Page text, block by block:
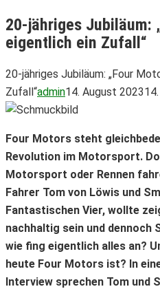
20-jähriges Jubiläum:
eigentlich ein Zufall“
20-jähriges Jubiläum: „Four
Zufall“admin14. August 2023
Four Motors steht
Revolution im Motorsport.
Motorsport oder Rennen
Fahrer Tom von Löwis und
Fantastischen Vier, wollte
nachhaltig sein und dennoch
wie fing eigentlich alles an?
heute Four Motors ist? In
Interview sprechen Tom und